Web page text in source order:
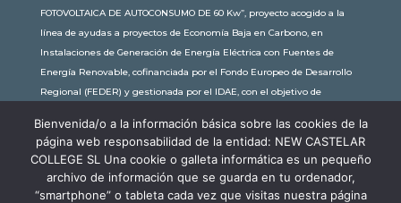
FOTOVOLTAICA DE AUTOCONSUMO DE 60 Kw”, proyecto acogido a la
línea de ayudas a proyectos de Economía Baja en Carbono, en
Instalaciones de Generación de Energía Eléctrica con Fuentes de
Energía Renovable, cofinanciada por el Fondo Europeo de Desarrollo
Regional (FEDER) y gestionada por el IDAE, con el objetivo de
subvención de 30.245,63€. Con una potencia instalada de 60kW, la
comunidad educativa de New Castelar ahorra al planeta 34,79
toneladas de CO2 al año, lo que equivale a recorrer 116.677 km en coche
o plantar 116 árboles al año.
Bienvenida/o a la información básica sobre las cookies de la
página web responsabilidad de la entidad: NEW CASTELAR
COLLEGE SL Una cookie o galleta informática es un pequeño
archivo de información que se guarda en tu ordenador,
“smartphone” o tableta cada vez que visitas nuestra página